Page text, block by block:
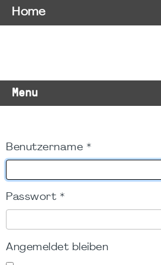
Menu
Benutzername *
Passwort *
Angemeldet bleiben
Home